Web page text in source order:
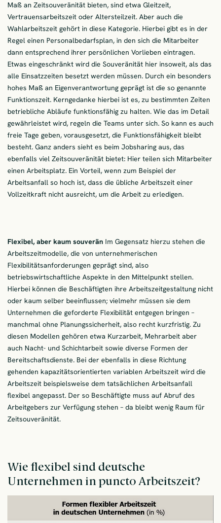
Maß an Zeitsouveränität bieten, sind etwa Gleitzeit,
Vertrauensarbeitszeit oder Altersteilzeit. Aber auch die
Wahlarbeitszeit gehört in diese Kategorie. Hierbei gibt es in der
Regel einen Personalbedarfsplan, in den sich die Mitarbeiter
dann entsprechend ihrer persönlichen Vorlieben eintragen.
Etwas eingeschränkt wird die Souveränität hier insoweit, als das
alle Einsatzzeiten besetzt werden müssen. Durch ein besonders
hohes Maß an Eigenverantwortung geprägt ist die so genannte
Funktionszeit. Kerngedanke hierbei ist es, zu bestimmten Zeiten
betriebliche Abläufe funktionsfähig zu halten. Wie das im Detail
gewährleistet wird, regeln die Teams unter sich. So kann es auch
freie Tage geben, vorausgesetzt, die Funktionsfähigkeit bleibt
besteht. Ganz anders sieht es beim Jobsharing aus, das
ebenfalls viel Zeitsouveränität bietet: Hier teilen sich Mitarbeiter
einen Arbeitsplatz. Ein Vorteil, wenn zum Beispiel der
Arbeitsanfall so hoch ist, dass die übliche Arbeitszeit einer
Vollzeitkraft nicht ausreicht, um die Arbeit zu erledigen.
Flexibel, aber kaum souverän Im Gegensatz hierzu stehen die
Arbeitszeitmodelle, die von unternehmerischen
Flexibilitätsanforderungen geprägt sind, also
betriebswirtschaftliche Aspekte in den Mittelpunkt stellen.
Hierbei können die Beschäftigten ihre Arbeitszeitgestaltung nicht
oder kaum selber beeinflussen; vielmehr müssen sie dem
Unternehmen die geforderte Flexibilität entgegen bringen –
manchmal ohne Planungssicherheit, also recht kurzfristig. Zu
diesen Modellen gehören etwa Kurzarbeit, Mehrarbeit aber
auch Nacht- und Schichtarbeit sowie diverse Formen der
Bereitschaftsdienste. Bei der ebenfalls in diese Richtung
gehenden kapazitätsorientierten variablen Arbeitszeit wird die
Arbeitszeit beispielsweise dem tatsächlichen Arbeitsanfall
flexibel angepasst. Der so Beschäftigte muss auf Abruf des
Arbeitgebers zur Verfügung stehen – da bleibt wenig Raum für
Zeitsouveränität.
Wie flexibel sind deutsche
Unternehmen in puncto Arbeitszeit?